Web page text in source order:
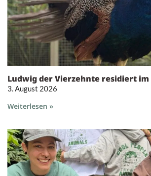
Ludwig der Vierzehnte residiert im
3. August 2026
Weiterlesen »